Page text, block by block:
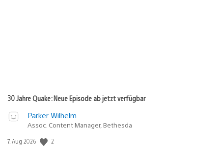
30 Jahre Quake: Neue Episode ab jetzt verfügbar
Parker Wilhelm
Assoc. Content Manager, Bethesda
Veröffentlichungsdatum:
7. Aug 2026 2